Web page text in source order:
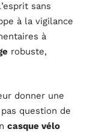
sans
à la vigilance
à
robuste,
donner une
question de
casque vélo